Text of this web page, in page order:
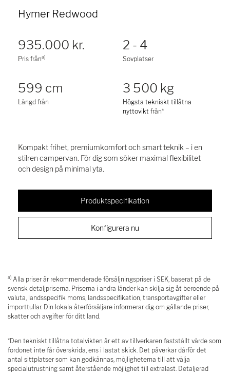
Hymer Redwood
935.000 kr.
Pris fråna)
2 - 4
Sovplatser
599 cm
Längd från
3 500 kg
Högsta tekniskt tillåtna
nyttovikt från*
Kompakt frihet, premiumkomfort och smart teknik – i en
stilren campervan. För dig som söker maximal flexibilitet
och design på minimal yta.
Produktspecifikation
Konfigurera nu
a) Alla priser är rekommenderade försäljningspriser i SEK, baserat på de
svensk detaljpriserna. Priserna i andra länder kan skilja sig åt beroende på
valuta, landsspecifik moms, landsspecifikation, transportavgifter eller
importtullar. Din lokala återförsäljare informerar dig om gällande priser,
skatter och avgifter för ditt land.
*Den tekniskt tillåtna totalvikten är ett av tillverkaren fastställt värde som
fordonet inte får överskrida, ens i lastat skick. Det påverkar därför det
antal sittplatser som kan godkännas, möjligheterna till att välja
specialutrustning samt återstående möjlighet till extralast. Detaljerad